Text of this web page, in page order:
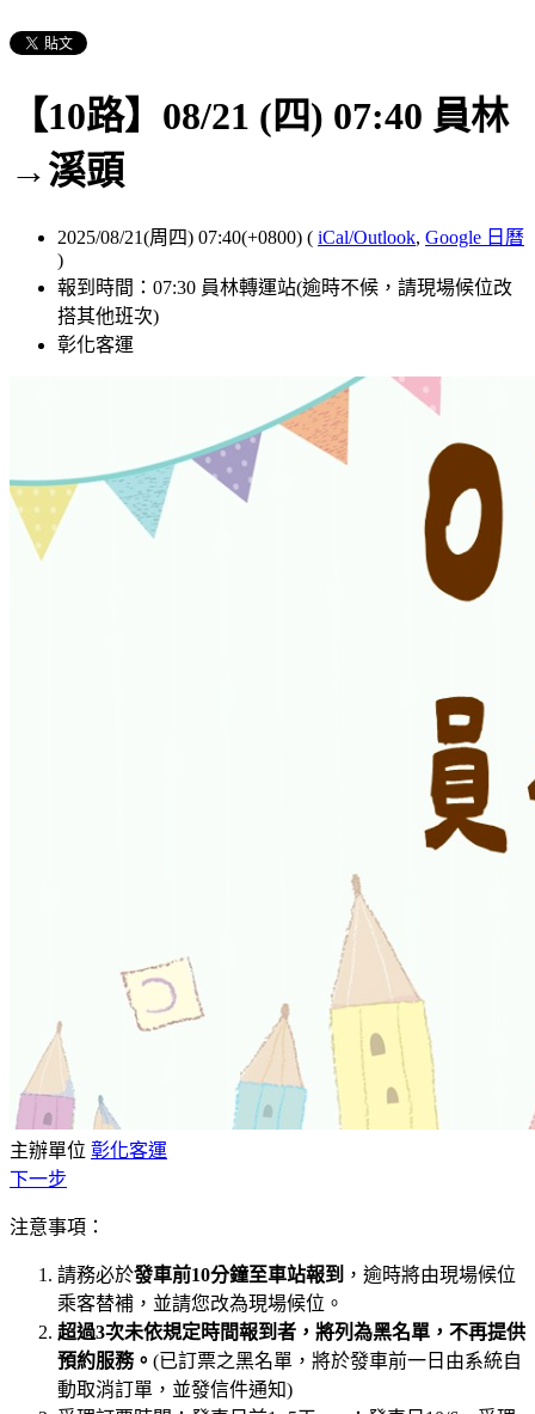
【10路】08/21 (四) 07:40 員林
→溪頭
2025/08/21(周四) 07:40(+0800) ( iCal/Outlook, Google 日曆
)
報到時間：07:30 員林轉運站(逾時不候，請現場候位改
搭其他班次)
彰化客運
主辦單位 彰化客運
下一步
注意事項：
請務必於發車前10分鐘至車站報到 ，逾時將由現場候位
乘客替補，並請您改為現場候位。
超過3次未依規定時間報到者，將列為黑名單，不再提供
預約服務。 (已訂票之黑名單，將於發車前一日由系統自
動取消訂單，並發信件通知)